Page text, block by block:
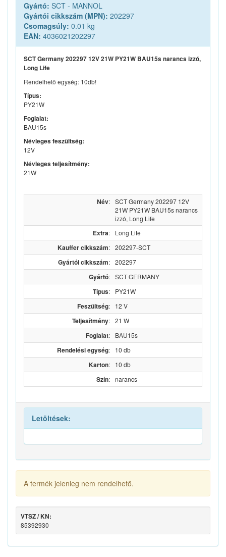
Gyártó: SCT - MANNOL
Gyártói cikkszám (MPN): 202297
Csomagsúly: 0.01 kg
EAN: 4036021202297
SCT Germany 202297 12V 21W PY21W BAU15s narancs izzó,
Long Life
Rendelhető egység: 10db!
Típus:
PY21W
Foglalat:
BAU15s
Névleges feszültség:
12V
Névleges teljesítmény:
21W
Név: SCT Germany 202297 12V
21W PY21W BAU15s narancs
izzó, Long Life
Extra: Long Life
Kauffer cikkszám: 202297-SCT
Gyártói cikkszám: 202297
Gyártó: SCT GERMANY
Típus: PY21W
Feszültség: 12 V
Teljesítmény: 21 W
Foglalat: BAU15s
Rendelési egység: 10 db
Karton: 10 db
Szín: narancs
Letöltések:
A termék jelenleg nem rendelhető.
VTSZ / KN:
85392930